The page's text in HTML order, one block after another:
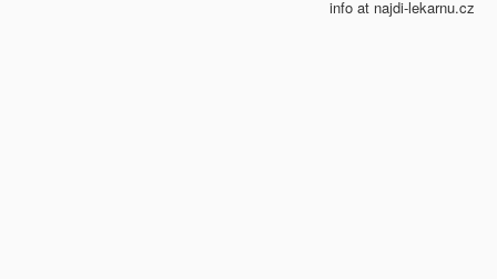
info at najdi-lekarnu.cz